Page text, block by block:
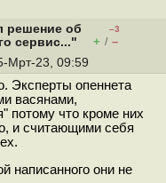
решение об
сервис..."
–3
+ / –
Мрт-23, 09:59
Эксперты опеннета
васянами,
потому что кроме них
и считающими себя
написанного они не